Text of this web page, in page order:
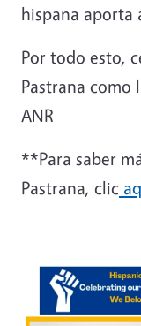
hispana aporta
Por todo esto,
Pastrana como
ANR
**Para saber
Pastrana, clic
Image